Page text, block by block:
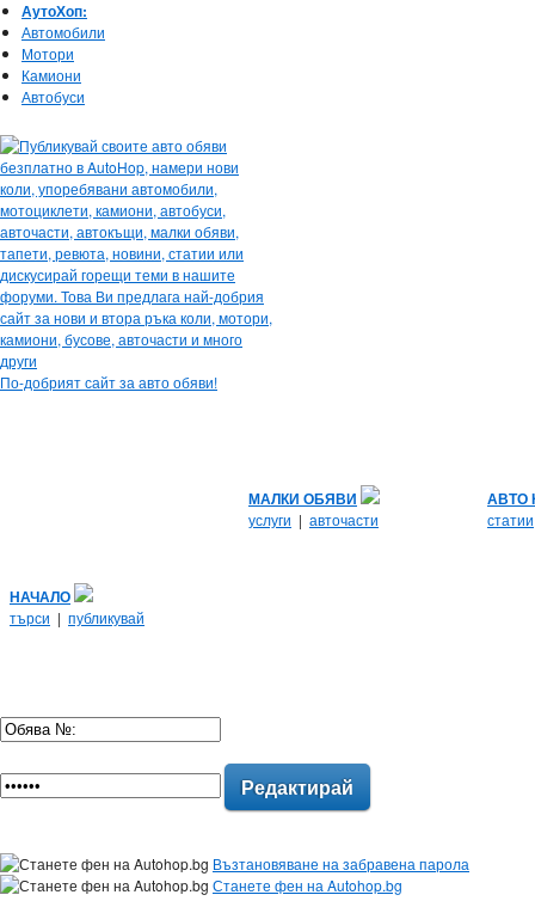
АутоХоп:
Автомобили
Мотори
Камиони
Автобуси
По-добрият сайт за авто обяви!
НАЧАЛО
търси | публикувай
МАЛКИ ОБЯВИ
услуги | авточасти
АВТО
статии
Редактирай
Възтановяване на забравена парола
Станете фен на Autohop.bg